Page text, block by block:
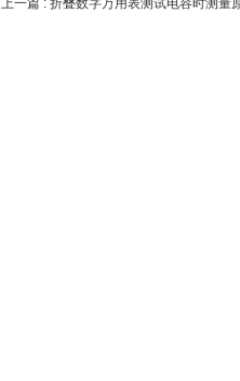
上一篇 : 折叠数字万用表测试电容时测量